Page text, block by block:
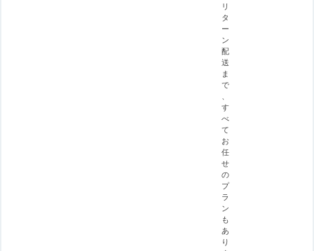
リ
タ
ー
ン
配
送
ま
で
、
す
べ
て
お
任
せ
の
プ
ラ
ン
も
あ
り